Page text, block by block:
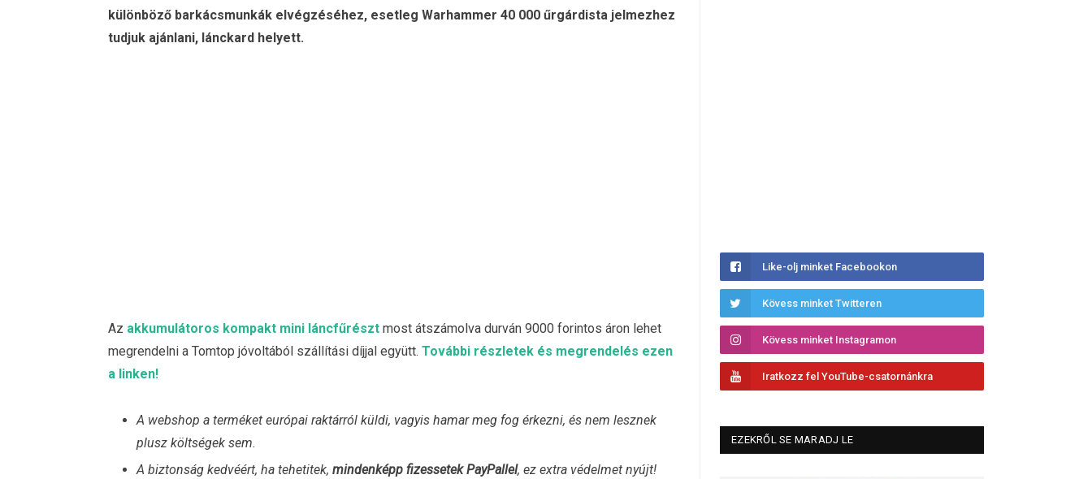
különböző barkácsmunkák elvégzéséhez, esetleg Warhammer 40 000 űrgárdista jelmezhez
tudjuk ajánlani, lánckard helyett.
Az akkumulátoros kompakt mini láncfűrészt most átszámolva durván 9000 forintos áron lehet
megrendelni a Tomtop jóvoltából szállítási díjjal együtt. További részletek és megrendelés ezen
a linken!
A webshop a terméket európai raktárról küldi, vagyis hamar meg fog érkezni, és nem lesznek
plusz költségek sem.
A biztonság kedvéért, ha tehetitek, mindenképp fizessetek PayPallel, ez extra védelmet nyújt!
Like-olj minket Facebookon
Kövess minket Twitteren
Kövess minket Instagramon
Iratkozz fel YouTube-csatornánkra
EZEKRŐL SE MARADJ LE